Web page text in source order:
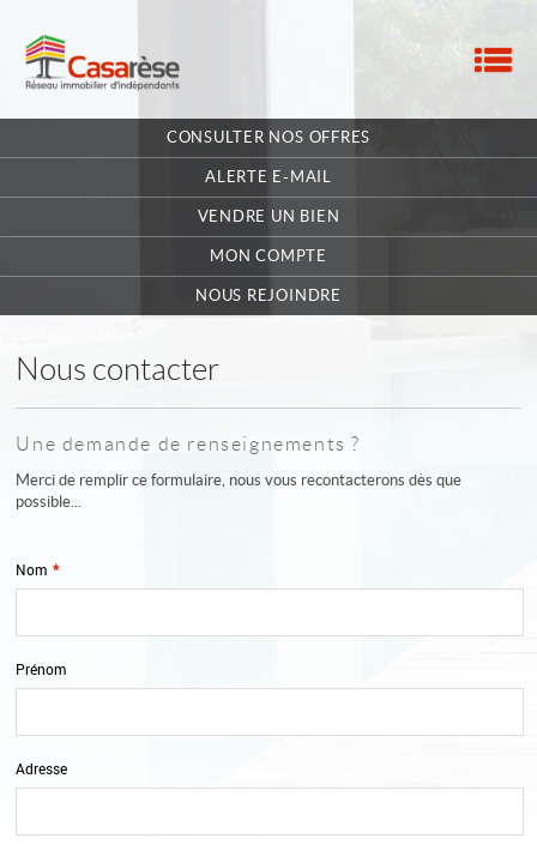
NOTRE RÉSEAU
MA SÉLECTION 0
CONSULTER NOS OFFRES
ALERTE E-MAIL
VENDRE UN BIEN
MON COMPTE
NOUS REJOINDRE
Nous contacter
Une demande de renseignements ?
Merci de remplir ce formulaire, nous vous recontacterons dès que
possible...
Nom *
Prénom
Adresse